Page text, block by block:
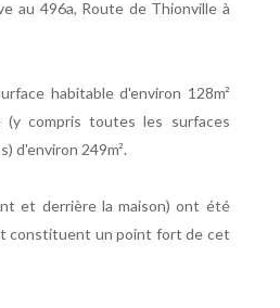
au 496a, Route de Thionville à
habitable d'environ 128m²
compris toutes les surfaces
d'environ 249m².
et derrière la maison) ont été
constituent un point fort de cet